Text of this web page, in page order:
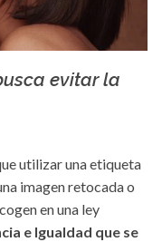
evitar la
utilizar una etiqueta
imagen retocada o
en una ley
e Igualdad que se